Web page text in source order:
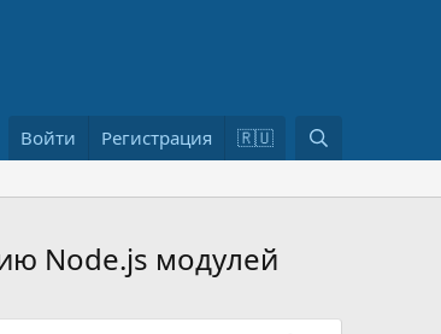
Войти Регистрация 🇷🇺
о
Node.js модулей